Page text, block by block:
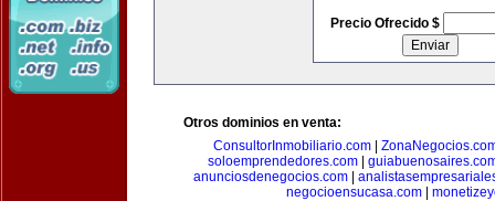
Precio Ofrecido $
Otros dominios en venta:
ConsultorInmobiliario.com|
soloemprendedores.com|
anunciosdenegocios.com|
negocioensucasa.com|